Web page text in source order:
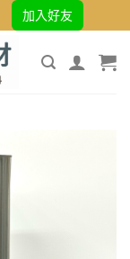
加入好友